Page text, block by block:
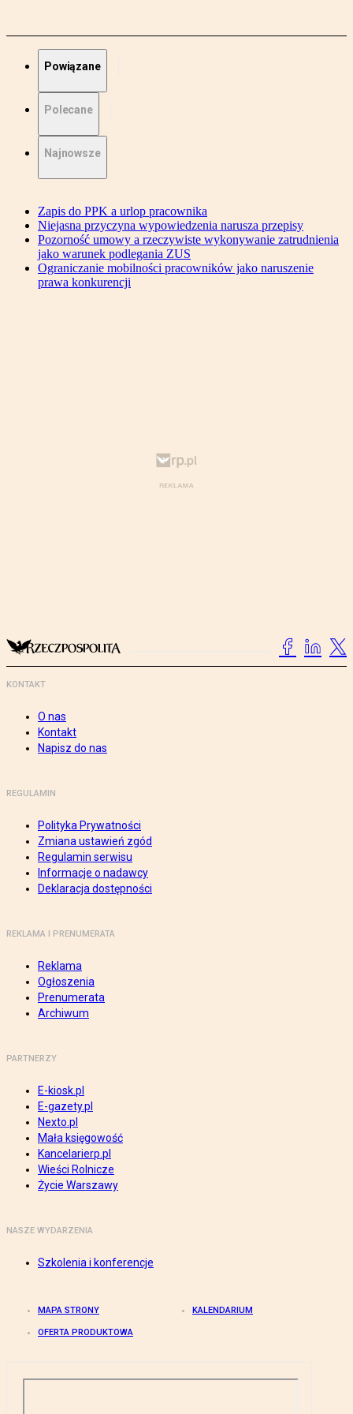
Powiązane
Polecane
Najnowsze
Zapis do PPK a urlop pracownika
Niejasna przyczyna wypowiedzenia narusza przepisy
Pozorność umowy a rzeczywiste wykonywanie zatrudnienia
jako warunek podlegania ZUS
Ograniczanie mobilności pracowników jako naruszenie
prawa konkurencji
KONTAKT
O nas
Kontakt
Napisz do nas
REGULAMIN
Polityka Prywatności
Zmiana ustawień zgód
Regulamin serwisu
Informacje o nadawcy
Deklaracja dostępności
REKLAMA I PRENUMERATA
Reklama
Ogłoszenia
Prenumerata
Archiwum
PARTNERZY
E-kiosk.pl
E-gazety.pl
Nexto.pl
Mała księgowość
Kancelarierp.pl
Wieści Rolnicze
Życie Warszawy
NASZE WYDARZENIA
Szkolenia i konferencje
MAPA STRONY KALENDARIUM
OFERTA PRODUKTOWA